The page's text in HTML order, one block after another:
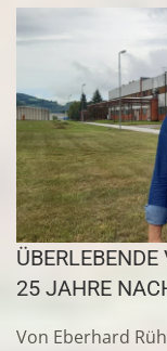
25 JAHRE
Von Eberhard